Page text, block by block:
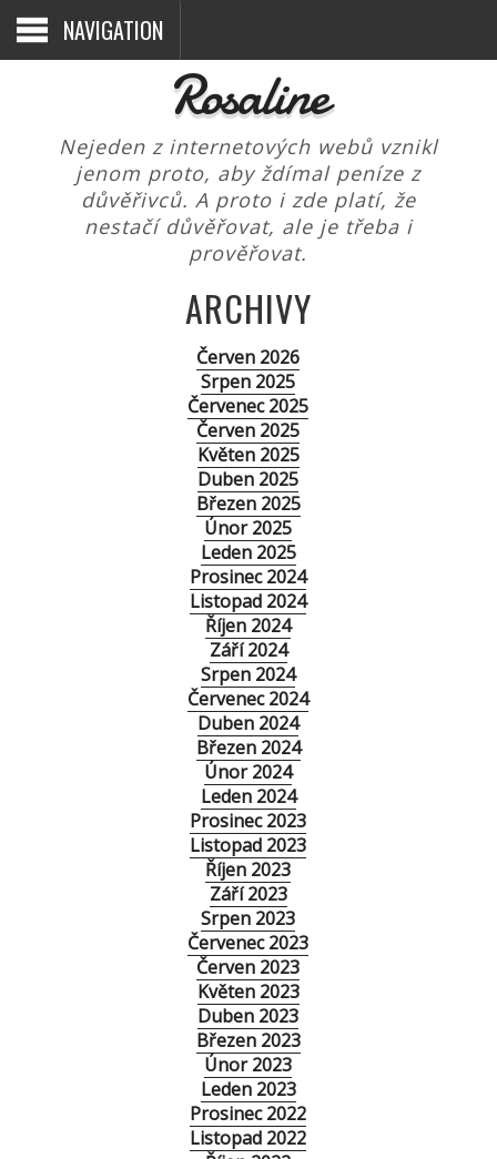
NAVIGATION
Rosaline
Nejeden z internetových webů vznikl
jenom proto, aby ždímal peníze z
důvěřivců. A proto i zde platí, že
nestačí důvěřovat, ale je třeba i
prověřovat.
ARCHIVY
Červen 2026
Srpen 2025
Červenec 2025
Červen 2025
Květen 2025
Duben 2025
Březen 2025
Únor 2025
Leden 2025
Prosinec 2024
Listopad 2024
Říjen 2024
Září 2024
Srpen 2024
Červenec 2024
Duben 2024
Březen 2024
Únor 2024
Leden 2024
Prosinec 2023
Listopad 2023
Říjen 2023
Září 2023
Srpen 2023
Červenec 2023
Červen 2023
Květen 2023
Duben 2023
Březen 2023
Únor 2023
Leden 2023
Prosinec 2022
Listopad 2022